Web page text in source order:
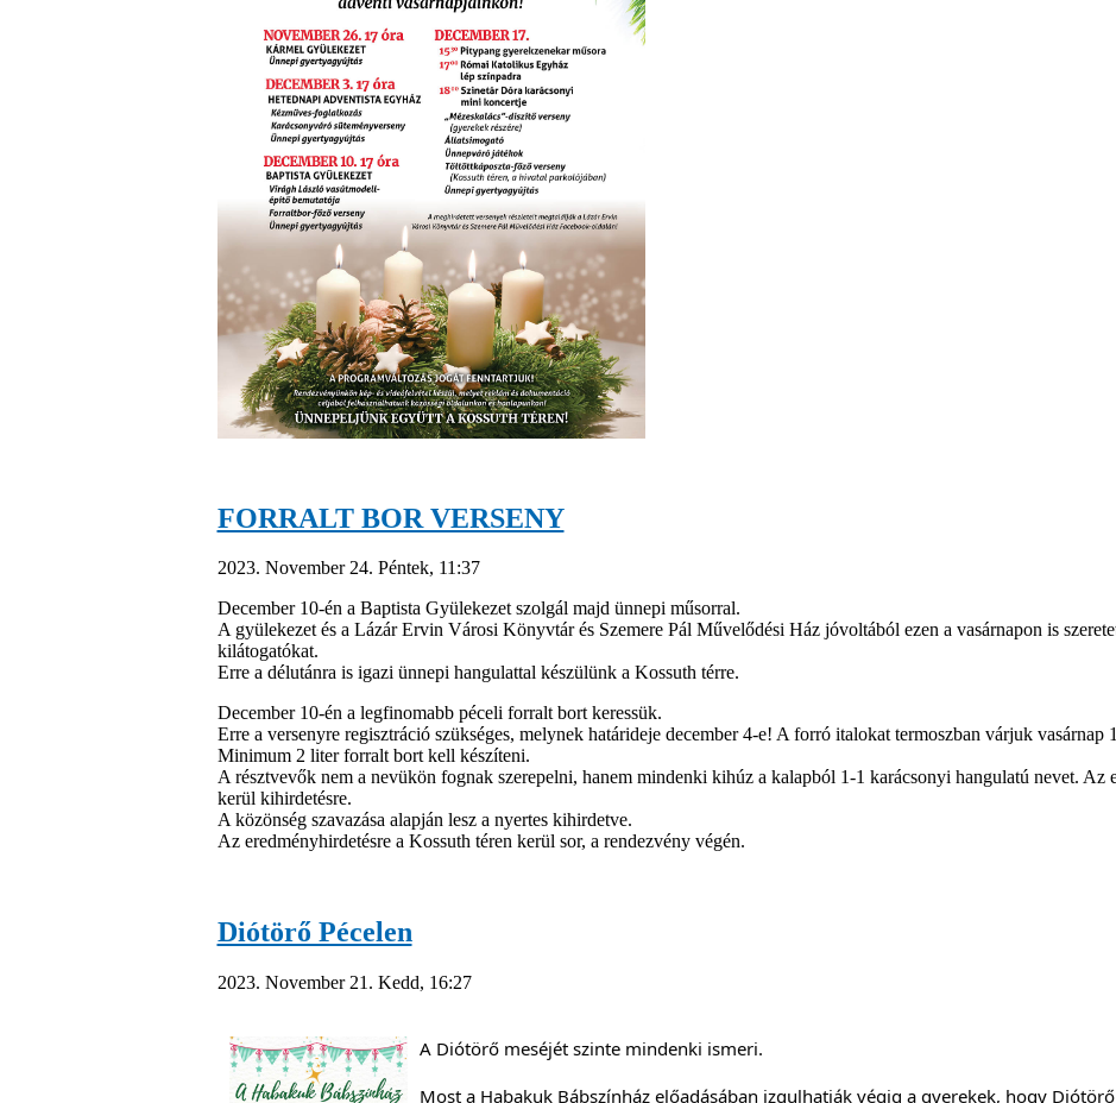
FORRALT BOR VERSENY
2023. November 24. Péntek, 11:37
December 10-én a Baptista Gyülekezet szolgál majd ünnepi műsorral.
A gyülekezet és a Lázár Ervin Városi Könyvtár és Szemere Pál Művelődési Ház jóvoltából ezen a vasárnapon is
kilátogatókat.
Erre a délutánra is igazi ünnepi hangulattal készülünk a Kossuth térre.
December 10-én a legfinomabb péceli forralt bort keressük.
Erre a versenyre regisztráció szükséges, melynek határideje december 4-e! A forró italokat termoszban várjuk vasárnap
Minimum 2 liter forralt bort kell készíteni.
A résztvevők nem a nevükön fognak szerepelni, hanem mindenki kihúz a kalapból 1-1 karácsonyi hangulatú nevet. Az
kerül kihirdetésre.
A közönség szavazása alapján lesz a nyertes kihirdetve.
Az eredményhirdetésre a Kossuth téren kerül sor, a rendezvény végén.
Diótörő Pécelen
2023. November 21. Kedd, 16:27
A Diótörő meséjét szinte mindenki ismeri.
Most a Habakuk Bábszínház előadásában izgulhatják végig a gyerekek, hogy